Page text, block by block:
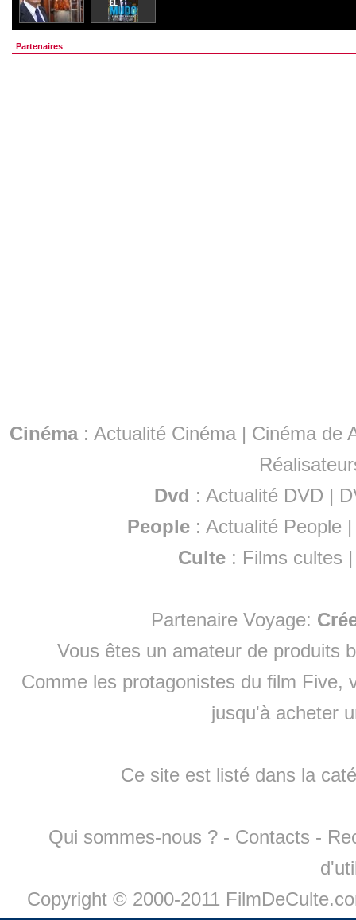
Partenaires
Cinéma: Actualité Cinéma | Cinéma de
Dvd : Actualité DVD |
People :Actualité People
Culte : Films cultes
Partenaire Voyage:
Vous êtes un amateur de produits
Comme les protagonistes du film Five,
jusqu'à acheter
Ce site est listé dans la
Qui sommes-nous ? - Contacts -
Copyright © 2000-2011